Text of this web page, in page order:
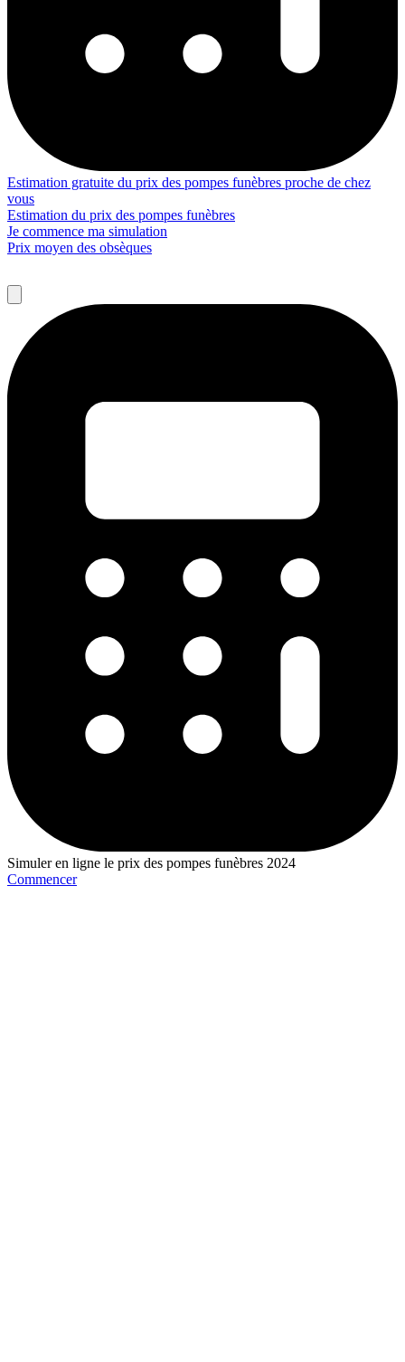
Estimation gratuite du prix des pompes funèbres proche de chez
vous
Estimation du prix des pompes funèbres
Je commence ma simulation
Prix moyen des obsèques
Simuler en ligne le prix des pompes funèbres 2024
Commencer